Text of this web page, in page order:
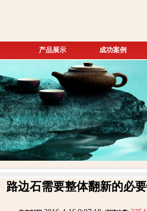
产品展示 成功案例
路边石需要整体翻新的必